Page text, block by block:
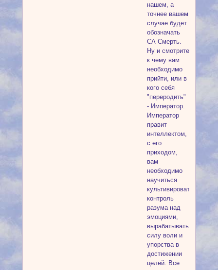
нашем, а
точнее вашем
случае будет
обозначать
СА Смерть.
Ну и смотрите
к чему вам
необходимо
прийти, или в
кого себя
"переродить"
- Император.
Император
правит
интеллектом,
с его
приходом,
вам
необходимо
научиться
культивировать
контроль
разума над
эмоциями,
вырабатывать
силу воли и
упорства в
достижении
целей. Все